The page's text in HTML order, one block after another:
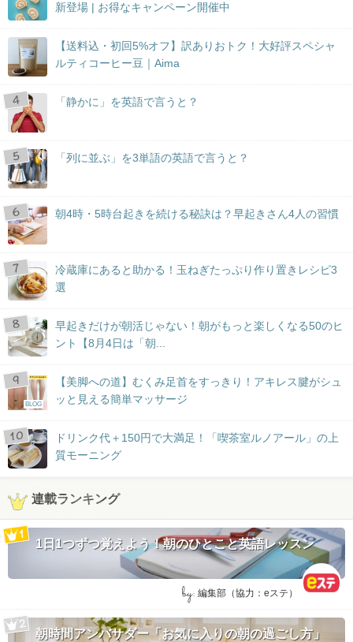
新登場 | お得なキャンペーン開催中
【送料込・初回5%オフ】訳ありおトク！大好評スペシャ
ルティコーヒー豆｜Aima
「静かに」を英語で言うと？
「列に並ぶ」を3単語の英語で言うと？
朝4時・5時台起きを続ける秘訣は？早起きさん4人の習慣
冷蔵庫にあると助かる！玉ねぎたっぷり作り置きレシピ3
選
早起きだけが朝活じゃない！朝がもっと楽しくなる50のヒ
ント【8月4日は「朝...
BLOG
【美脚への道】むくみ足首をすっきり！アキレス腱がシュ
ッと見える簡単マッサージ
ドリンク代＋150円で大満足！「喫茶室ルノアール」の上
質モーニング
連載ランキング
1日1つずつ覚えよう！朝のひとこと英語レッスン
by: 編集部（協力：eステ）
朝時間アンバサダー「お気に入りの朝の過ごし方」